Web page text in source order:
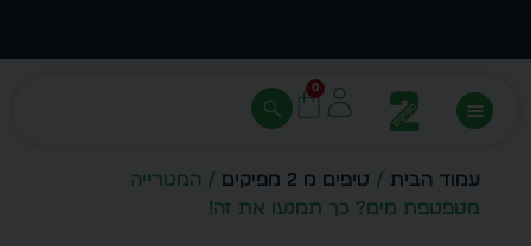
0
עמוד הבית / טיפים מ 2 מפיקים
/ המטרייה
מטפטפת מים? כך תמנעו את זה!